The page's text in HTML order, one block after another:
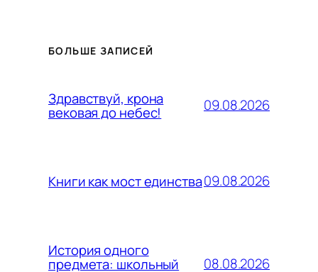
БОЛЬШЕ ЗАПИСЕЙ
Здравствуй, крона
вековая до небес! 09.08.2026
Книги как мост единства09.08.2026
История одного
предмета: школьный 08.08.2026